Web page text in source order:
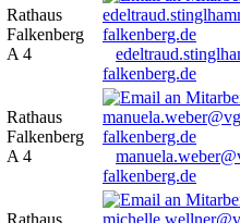
Rathaus
Falkenberg
A 4
falkenberg.de
Rathaus
Falkenberg
A 4
falkenberg.de
Rathaus